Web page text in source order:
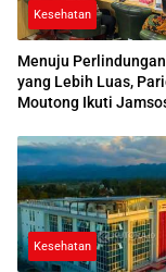
Kesehatan
Menuju
yang Lebih Luas,
Moutong Ikuti
Kesehatan